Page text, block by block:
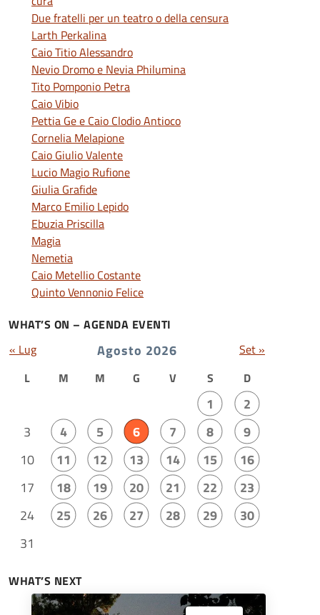
Due fratelli per un teatro o della censura
Larth Perkalina
Caio Titio Alessandro
Nevio Dromo e Nevia Philumina
Tito Pomponio Petra
Caio Vibio
Pettia Ge e Caio Clodio Antioco
Cornelia Melapione
Caio Giulio Valente
Lucio Magio Rufione
Giulia Grafide
Marco Emilio Lepido
Ebuzia Priscilla
Magia
Nemetia
Caio Metellio Costante
Quinto Vennonio Felice
WHAT’S ON – AGENDA EVENTI
Agosto 2026
L M M G V S D
1
2
3
4 5 6 7 8
9
10
11 12 13 14 15
16
17
18 19 20 21 22
23
24
25 26 27 28 29
30
31
« Lug Set »
WHAT’S NEXT